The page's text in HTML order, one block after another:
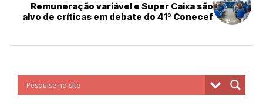
Remuneração variável e Super Caixa são
alvo de críticas em debate do 41º Conecef